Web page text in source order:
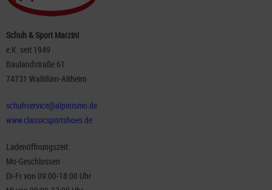
Schuh & Sport Marzini
e.K. seit 1949
Baulandstraße 61
74731 Walldürn-Altheim
schuhservice@alpinismo.de
www.classicsportshoes.de
Ladenöffnungszeit:
Mo-Geschlossen
Di-Fr von 09:00-18:00 Uhr